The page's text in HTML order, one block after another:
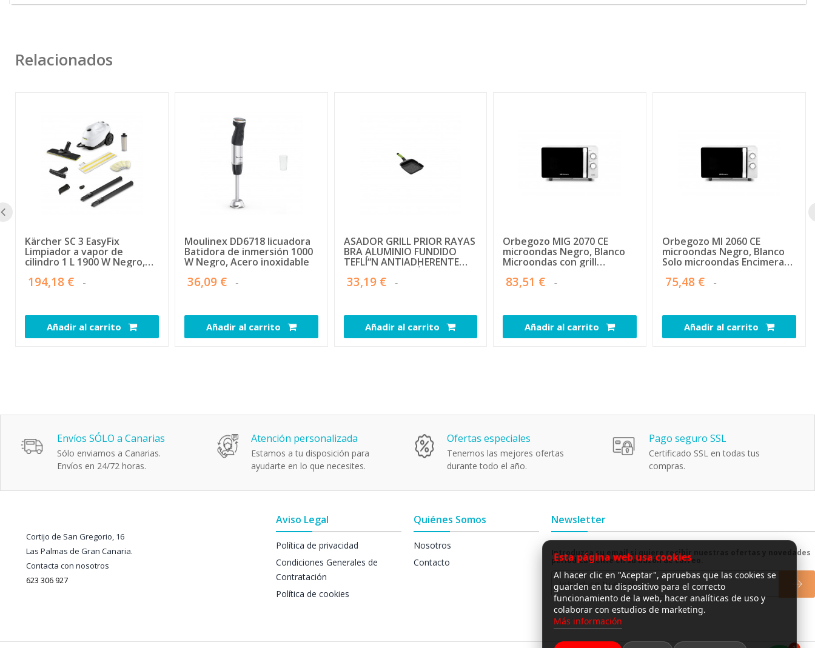
Relacionados
Kärcher SC 3 EasyFix
Limpiador a vapor de
cilindro 1 L 1900 W Negro,
194,18 €
Añadir al carrito
Moulinex DD6718 licuadora
Batidora de inmersión 1000
W Negro, Acero inoxidable
36,09 €
Añadir al carrito
ASADOR GRILL PRIOR RAYAS
BRA ALUMINIO FUNDIDO
TEFLÍ“N ANTIADHERENTE
A121457
33,19 €
Añadir al carrito
Orbegozo MIG 2070 CE
microondas Negro, Blanco
Microondas con grill
83,51 €
Añadir al carrito
Orbegozo MI 2060 CE
microondas Negro, Blanco
Solo microondas Encimera
75,48 €
Añadir al carrito
Envíos SÓLO a Canarias
Sólo enviamos a Canarias.
Envíos en 24/72 horas.
Atención personalizada
Estamos a tu disposición para
ayudarte en lo que necesites.
Ofertas especiales
Tenemos las mejores ofertas
durante todo el año.
Pago seguro SSL
Certificado SSL en todas tus
compras.
Cortijo de San Gregorio, 16
Las Palmas de Gran Canaria.
Contacta con nosotros
623 306 927
Aviso Legal
Política de privacidad
Condiciones Generales de
Contratación
Política de cookies
Quiénes Somos
Nosotros
Contacto
Newsletter
Introduzca su email si quiere recibir nuestras ofertas y novedades
periódicamente en su buzón de correo.
Esta página web usa cookies
Al hacer clic en "Aceptar", apruebas que las cookies se
guarden en tu dispositivo para el correcto
funcionamiento de la web, hacer analíticas de uso y
colaborar con estudios de marketing.
Más información